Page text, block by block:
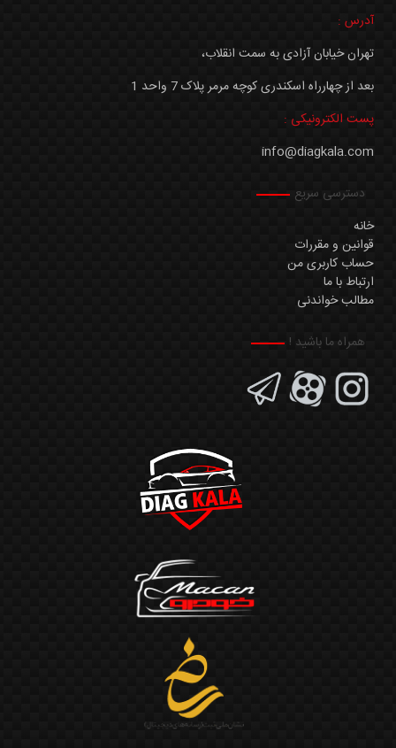
آدرس :
تهران خیابان آزادی به سمت انقلاب،
بعد از چهارراه اسکندری کوچه مرمر پلاک 7 واحد 1
پست الکترونیکی :
info@diagkala.com
دسترسی سریع
خانه
قوانین و مقررات
حساب کاربری من
ارتباط با ما
مطالب خواندنی
همراه ما باشید !